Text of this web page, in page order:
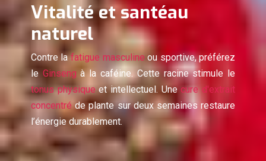
Vitalité et santéau
naturel
Contre lafatigue masculine ou sportive, préférez
le Ginseng à la caféine. Cette racine stimule le
tonus physiqueet intellectuel. Une cure d'extrait
concentréde plante sur deux semaines restaure
l’énergie durablement.